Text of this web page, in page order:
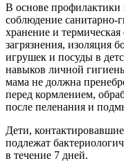
В основе
соблюдение санитарно-
хранение и
загрязнения, изоляция
игрушек и посуды в
навыков личной
мама не должна
перед кормлением,
после пеленания и
Дети,
подлежат
в течение 7 дней.